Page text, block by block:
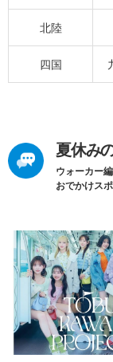
北陸
四国
夏休み
ウォーカー
おでかけス